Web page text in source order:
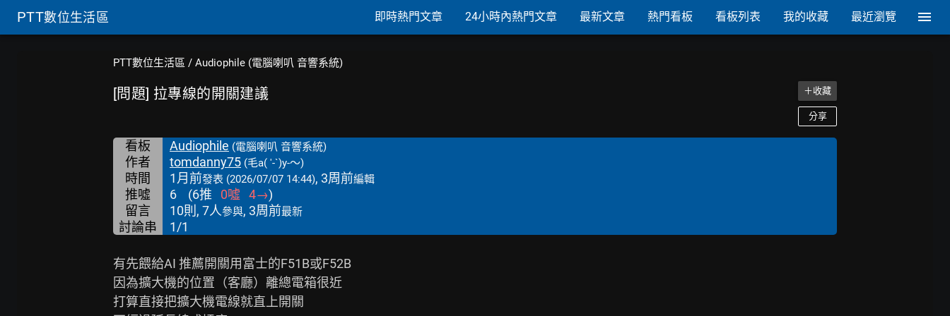
PTT數位生活區 即時熱門文章 24小時內熱門文章 最新文章 熱門看板 看板列表 我的收藏 最近瀏覽
PTT數位生活區 / Audiophile (電腦喇叭 音響系統)
[問題] 拉專線的開關建議 ＋收藏
分享
看板 Audiophile (電腦喇叭 音響系統)
作者 tomdanny75 (毛a( ′-`)y-～)
時間 1月前發表 (2026/07/07 14:44), 3周前編輯
推噓 6 (6推 0噓 4→)
留言
10則, 7人參與, 3周前最新
討論串 1/1
有先餵給AI 推薦開關用富士的F51B或F52B
因為擴大機的位置（客廳）離總電箱很近
打算直接把擴大機電線就直上開關